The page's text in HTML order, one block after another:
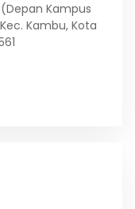
Kampus
Kambu, Kota